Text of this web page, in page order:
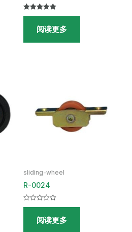
评分
&sol; 5阅读更多
sliding-wheel
R-0024
评
&sol;阅读更多